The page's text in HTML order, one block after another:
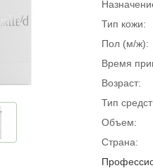
Тип кожи:
Пол (м/ж):
Время
Возраст:
Тип
Объем:
Страна: